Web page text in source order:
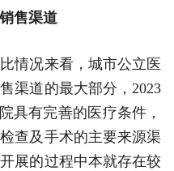
售渠道
情况来看，城市公立医
渠道的最大部分，2023
具有完善的医疗条件，
查及手术的主要来源渠
展的过程中本就存在较